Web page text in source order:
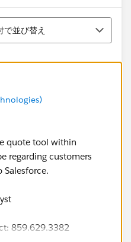
え
で並び替え
quote tool within
regarding customers
859.629.3382